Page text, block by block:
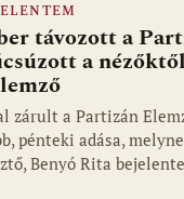
távozott a
a
zárult a Partizán
pénteki adása,
Benyó Rita